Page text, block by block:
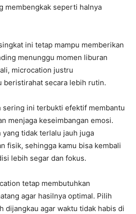
membengkak seperti halnya
ini tetap mampu memberikan
menunggu momen liburan
microcation justru
beristirahat secara lebih rutin.
sering ini terbukti efektif membantu
menjaga keseimbangan emosi.
yang tidak terlalu jauh juga
fisik, sehingga kamu bisa kembali
lebih segar dan fokus.
tetap membutuhkan
agar hasilnya optimal. Pilih
dijangkau agar waktu tidak habis di